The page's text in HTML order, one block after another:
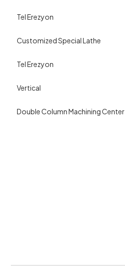
Tel Erezyon
Customized Special Lathe
Tel Erezyon
Vertical
Double Column Machining Center